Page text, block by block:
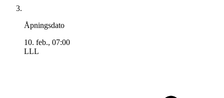
Åpningsdato
10. feb., 07:00
LLL